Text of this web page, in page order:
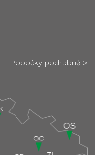
Pobočky podrobně >